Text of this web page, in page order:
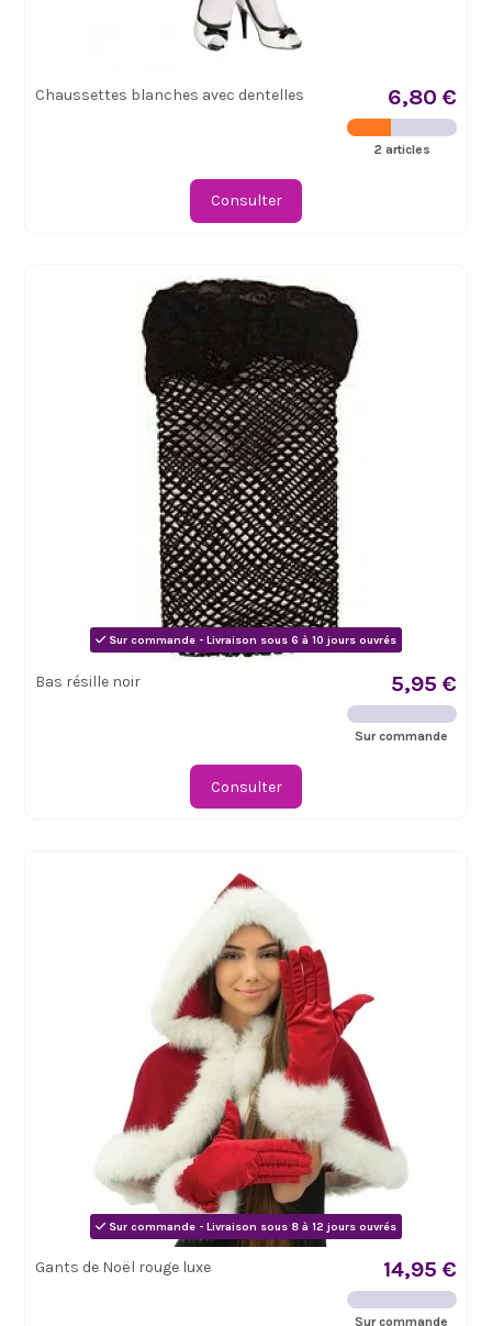
Chaussettes blanches avec dentelles 6,80 €
2 articles
Consulter
Sur commande - Livraison sous 6 à 10 jours ouvrés
Bas résille noir 5,95 €
Sur commande
Consulter
Sur commande - Livraison sous 8 à 12 jours ouvrés
Gants de Noël rouge luxe 14,95 €
Sur commande